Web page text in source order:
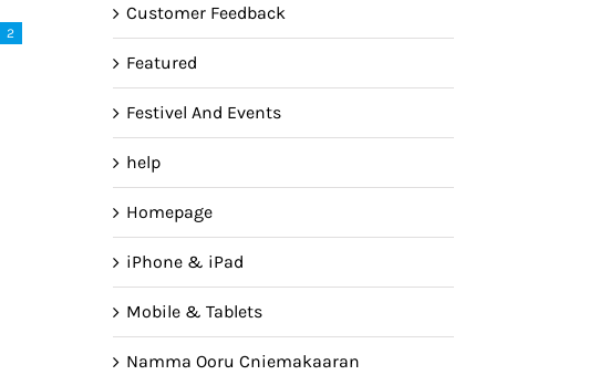
2
Customer Feedback
Featured
Festivel And Events
help
Homepage
iPhone & iPad
Mobile & Tablets
Namma Ooru Cniemakaaran